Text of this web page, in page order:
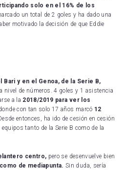
solo en el 16% de los
un total de 2 goles y ha dado una
motivado la decisión de que Eddie
Bari y en el Genoa, de la Serie B,
nivel de números. 4 goles y 1 asistencia
a la 2018/2019 para ver los
con tan solo 17 años marcó 12
entonces, ha ido de cesión en cesión
tanto de la Serie B como de la
centro, pero se desenvuelve bien
de mediapunta. Sin duda, sería